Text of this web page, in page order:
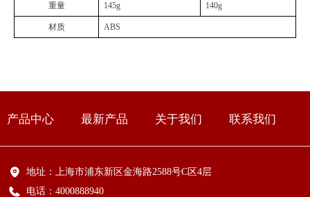
重量 145g 140g
材质 ABS
地址： 上海市浦东新区金海路2588号C区4层
电话： 4000888940
产品中心 最新产品 关于我们 联系我们